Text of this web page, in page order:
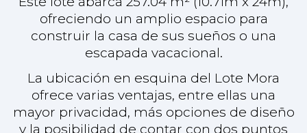
aspectos cruciales para la vida tropical.
Vivir en Cozumel significa sumergirse en
un mundo de impresionante belleza
por sus aguas cristalinas, perfectas para
bucear y practicar el esnórquel entre
coloridos arrecifes de coral. Los residentes